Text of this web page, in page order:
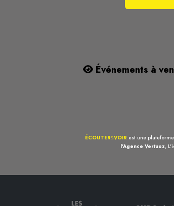
Événements à
ÉCOUTER&VOIR est une
l'Agence Vertuoz,